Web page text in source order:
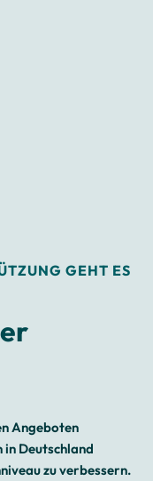
GEHT ES
Angeboten
Deutschland
zu verbessern.